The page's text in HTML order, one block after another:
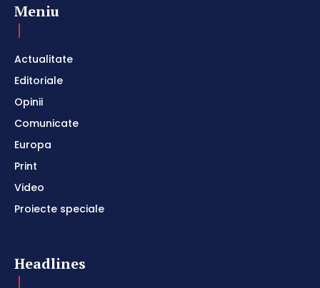
Meniu
Actualitate
Editoriale
Opinii
Comunicate
Europa
Print
Video
Proiecte speciale
Headlines